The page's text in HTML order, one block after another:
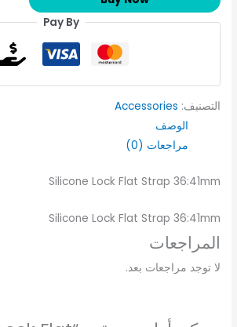
Pay By
التصنيف: Accessories
الوصف
مراجعات (0)
Silicone Lock Flat Strap 36:41mm
Silicone Lock Flat Strap 36:41mm
المراجعات
لا توجد مراجعات بعد.